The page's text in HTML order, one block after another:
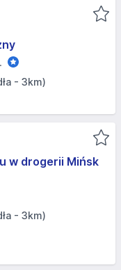
- 3km)
w drogerii Mińsk
- 3km)